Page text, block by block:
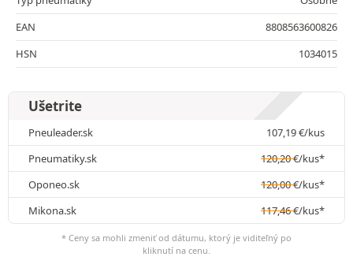
EAN
8808563600826
HSN
1034015
Ušetrite
Pneuleader.sk 107,19€/kus
Pneumatiky.sk
120,20€/kus*
Oponeo.sk
120,00€/kus*
Mikona.sk
117,46€/kus*
* Ceny sa mohli zmeniť od dátumu, ktorý je viditeľný po
kliknutí na cenu.